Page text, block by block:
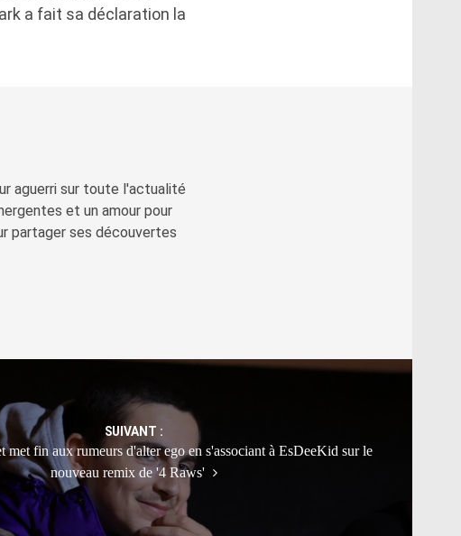
a fait sa déclaration la
aguerri sur toute l'actualité
et un amour pour
partager ses découvertes
SUIVANT :
met fin aux rumeurs d'alter ego en s'associant à EsDeeKid sur le
nouveau remix de '4 Raws'